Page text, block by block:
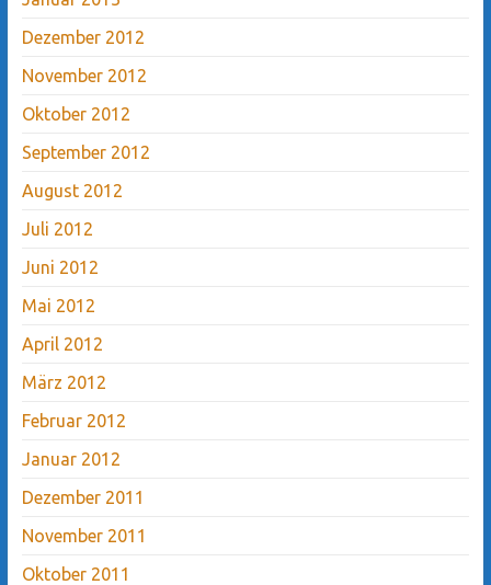
Dezember 2012
November 2012
Oktober 2012
September 2012
August 2012
Juli 2012
Juni 2012
Mai 2012
April 2012
März 2012
Februar 2012
Januar 2012
Dezember 2011
November 2011
Oktober 2011